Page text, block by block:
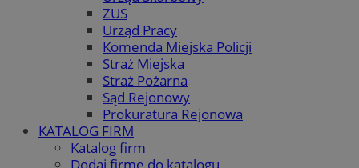
ZUS
Urząd Pracy
Komenda Miejska Policji
Straż Miejska
Straż Pożarna
Sąd Rejonowy
Prokuratura Rejonowa
KATALOG FIRM
Katalog firm